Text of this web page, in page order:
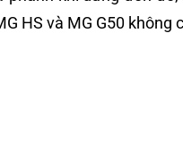
HS và MG G50 không